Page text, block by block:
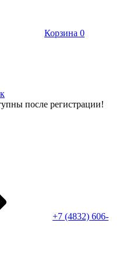
Корзина 0
после регистрации!
+7 (4832) 606-